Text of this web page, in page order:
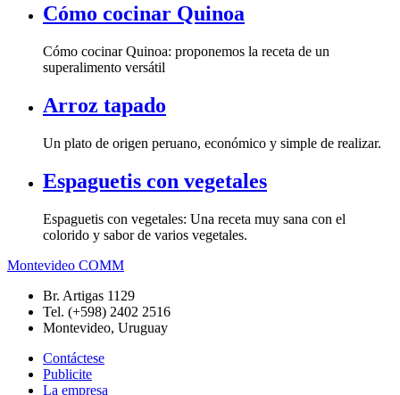
Cómo cocinar Quinoa
Cómo cocinar Quinoa: proponemos la receta de un
superalimento versátil
Arroz tapado
Un plato de origen peruano, económico y simple de realizar.
Espaguetis con vegetales
Espaguetis con vegetales: Una receta muy sana con el
colorido y sabor de varios vegetales.
Montevideo COMM
Br. Artigas 1129
Tel. (+598) 2402 2516
Montevideo, Uruguay
Contáctese
Publicite
La empresa